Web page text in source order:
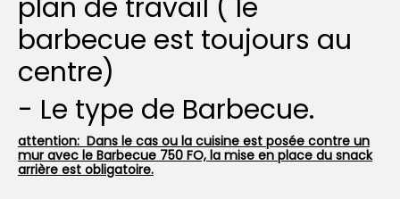
plan de travail ( le
barbecue est toujours au
centre)
- Le type de Barbecue.
attention: Dans le cas ou la cuisine est posée contre un
mur avec le Barbecue 750 FO, la mise en place du snack
arrière est obligatoire.